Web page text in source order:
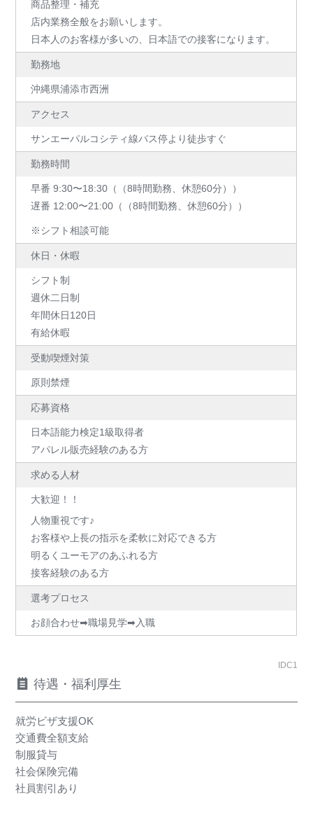
商品整理・補充
店内業務全般をお願いします。
日本人のお客様が多いの、日本語での接客になります。
勤務地
沖縄県浦添市西洲
アクセス
サンエーパルコシティ線バス停より徒歩すぐ
勤務時間
早番 9:30〜18:30（（8時間勤務、休憩60分））
遅番 12:00〜21:00（（8時間勤務、休憩60分））
※シフト相談可能
休日・休暇
シフト制
週休二日制
年間休日120日
有給休暇
受動喫煙対策
原則禁煙
応募資格
日本語能力検定1級取得者
アパレル販売経験のある方
求める人材
大歓迎！！
人物重視です♪
お客様や上長の指示を柔軟に対応できる方
明るくユーモアのあふれる方
接客経験のある方
選考プロセス
お顔合わせ➡職場見学➡入職
IDC1
待遇・福利厚生
就労ビザ支援OK
交通費全額支給
制服貸与
社会保険完備
社員割引あり